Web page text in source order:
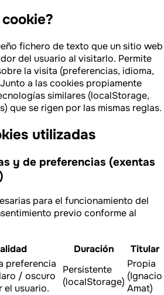
fichero de texto que un sitio web
del usuario al visitarlo. Permite
la visita (preferencias, idioma,
a las cookies propiamente
similares (localStorage,
que se rigen por las mismas reglas.
utilizadas
y de preferencias (exentas
para el funcionamiento del
previo conforme al
Duración Titular
preferencia
/ oscuro
el usuario.
Persistente
(localStorage)
Propia
(Ignacio
Amat)